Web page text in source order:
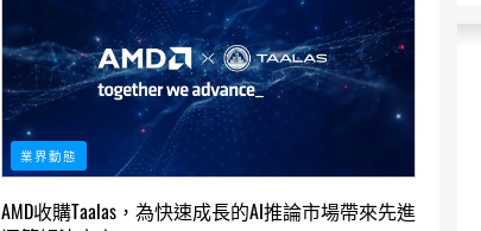
業界動態
AMD收購Taalas，為快速成長的AI推論市場帶來先進